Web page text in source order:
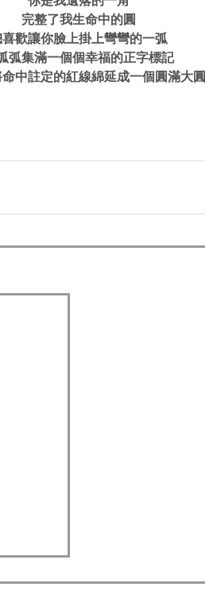
完整了我生命中的圓
歡讓你臉上掛上彎彎的一弧
弧集滿一個個幸福的正字標記
中註定的紅線綿延成一個圓滿大圓